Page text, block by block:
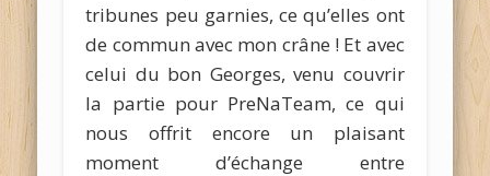
tribunes peu garnies, ce qu’elles ont
de commun avec mon crâne ! Et avec
celui du bon Georges, venu couvrir
la partie pour PreNaTeam, ce qui
nous offrit encore un plaisant
moment d’échange entre